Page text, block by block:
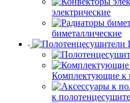
электрические
биметаллические
Комплектующие к
к